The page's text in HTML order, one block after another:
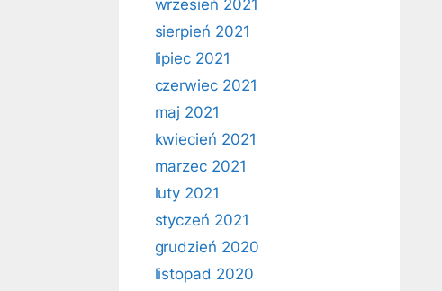
wrzesień 2021
sierpień 2021
lipiec 2021
czerwiec 2021
maj 2021
kwiecień 2021
marzec 2021
luty 2021
styczeń 2021
grudzień 2020
listopad 2020